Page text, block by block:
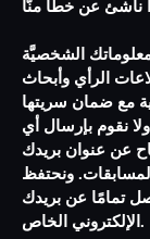
الشخصيَّة
الرأي وأبحاث
مع ضمان سريتها
نقوم بإرسال أي
عن عنوان بريدك
ونحتفظ
تمامًا عن بريدك
الإلكتروني الخاص.